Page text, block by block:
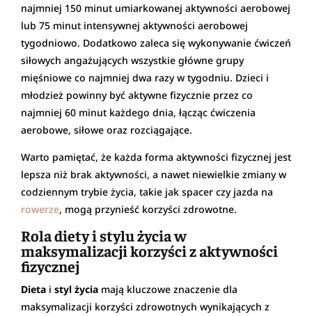
najmniej 150 minut umiarkowanej aktywności aerobowej
lub 75 minut intensywnej aktywności aerobowej
tygodniowo. Dodatkowo zaleca się wykonywanie ćwiczeń
siłowych angażujących wszystkie główne grupy
mięśniowe co najmniej dwa razy w tygodniu. Dzieci i
młodzież powinny być aktywne fizycznie przez co
najmniej 60 minut każdego dnia, łącząc ćwiczenia
aerobowe, siłowe oraz rozciągające.
Warto pamiętać, że każda forma aktywności fizycznej jest
lepsza niż brak aktywności, a nawet niewielkie zmiany w
codziennym trybie życia, takie jak spacer czy jazda na
rowerze, mogą przynieść korzyści zdrowotne.
Rola diety i stylu życia w
maksymalizacji korzyści z aktywności
fizycznej
Dieta i styl życia mają kluczowe znaczenie dla
maksymalizacji korzyści zdrowotnych wynikających z